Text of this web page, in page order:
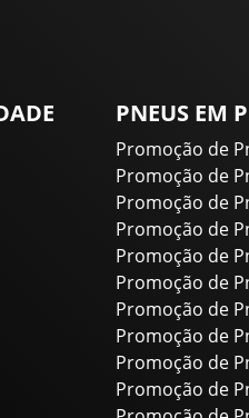
PNEUS EM
Promoção de
Promoção de
Promoção de
Promoção de
Promoção de
Promoção de
Promoção de
Promoção de
Promoção de
Promoção de